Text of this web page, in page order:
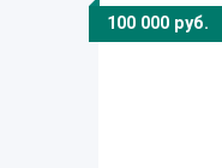
100 000 руб.